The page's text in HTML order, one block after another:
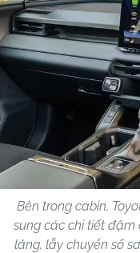
Bên trong cabin,
sung các chi tiết đậm
lăng, lẫy chuyển số